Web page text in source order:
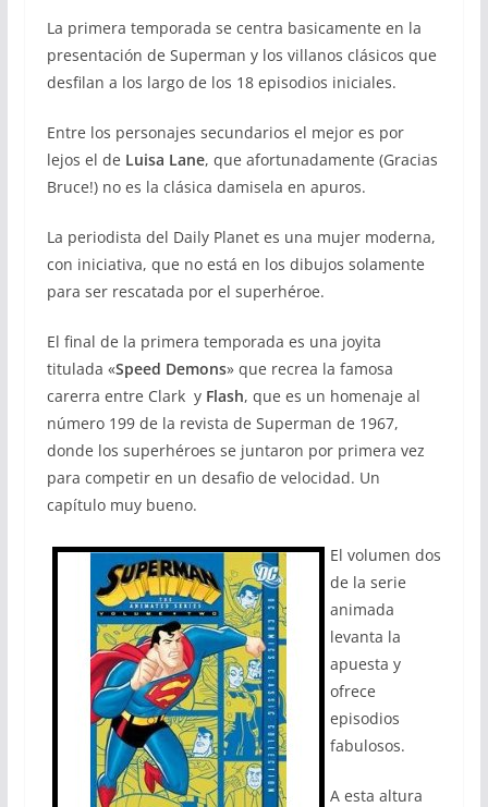
La primera temporada se centra basicamente en la
presentación de Superman y los villanos clásicos que
desfilan a los largo de los 18 episodios iniciales.
Entre los personajes secundarios el mejor es por
lejos el de Luisa Lane, que afortunadamente (Gracias
Bruce!) no es la clásica damisela en apuros.
La periodista del Daily Planet es una mujer moderna,
con iniciativa, que no está en los dibujos solamente
para ser rescatada por el superhéroe.
El final de la primera temporada es una joyita
titulada «Speed Demons» que recrea la famosa
carerra entre Clark y Flash, que es un homenaje al
número 199 de la revista de Superman de 1967,
donde los superhéroes se juntaron por primera vez
para competir en un desafio de velocidad. Un
capítulo muy bueno.
El volumen dos
de la serie
animada
levanta la
apuesta y
ofrece
episodios
fabulosos.
A esta altura